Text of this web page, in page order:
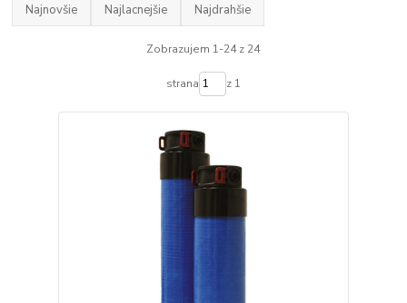
Najnovšie Najlacnejšie Najdrahšie
Zobrazujem 1-24 z 24
strana z 1